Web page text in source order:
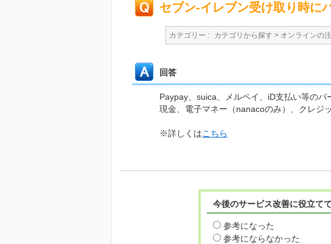
セブン-イレブン受け取り時に
カテゴリー : カテゴリから探す > オンラインの
回答
Paypay、suica、メルペイ、iD支払い等のバ
現金、電子マネー（nanacoのみ）、クレジ
※詳しくはこちら
今後のサービス改善に役立て
参考になった
参考にならなかった